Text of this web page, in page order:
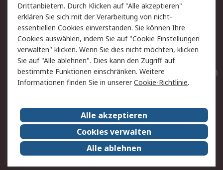
Rechtliches
AGB
Datenschutz
Cookie-Richtlinie
Zahlungsbedingungen
Copyright/Impressum
Entsorgung
Elektrogeräte/Batterien
RS weltweit
Karriere bei RS
Nachhaltigkeit
Qualität/Umwelt/ZertifikatePresse-Center
Event-Center
Drittanbietern. Durch Klicken auf "Alle akzeptieren"
erklären Sie sich mit der Verarbeitung von nicht-
essentiellen Cookies einverstanden. Sie können Ihre
Cookies auswählen, indem Sie auf "Cookie Einstellungen
verwalten" klicken. Wenn Sie dies nicht möchten, klicken
Sie auf "Alle ablehnen". Dies kann den Zugriff auf
bestimmte Funktionen einschränken. Weitere
Informationen finden Sie in unsererCookie-Richtlinie.
Alle akzeptieren
Cookies verwalten
Alle ablehnen